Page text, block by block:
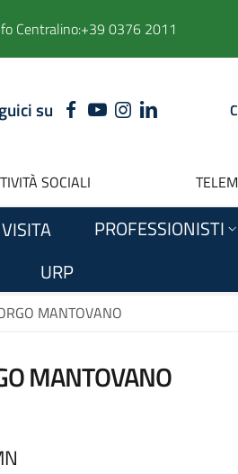
Centralino:+39 0376 2011
suFACEBOOK
YOUTUBE
INSTAGRAM
LINKEDIN
SOCIALI
PROFESSIONISTI
URP
MANTOVANO
MANTOVANO